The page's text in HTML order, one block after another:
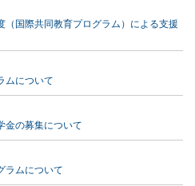
国際共同教育プログラム）による支援
ムについて
金の募集について
ラムについて